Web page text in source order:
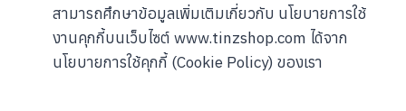
สามารถศึกษาข้อมูลเพิ่มเติมเกี่ยวกับ นโยบายการใช้
งานคุกกี้บนเว็บไซต์ www.tinzshop.com ได้จาก
นโยบายการใช้คุกกี้ (Cookie Policy) ของเรา